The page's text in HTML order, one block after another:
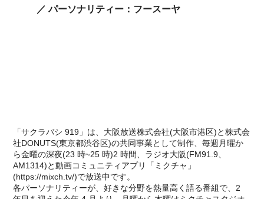
／パーソナリティー： フースーヤ
「サクラバシ 919」は、大阪放送株式会社(大阪市港区)と株式会
社DONUTS(東京都渋谷区)の共同事業として制作、毎週月曜か
ら金曜の深夜(23 時~25 時)2 時間、ラジオ大阪(FM91.9、
AM1314)と動画コミュニティアプリ「ミクチャ」
(https://mixch.tv/)で放送中です。
各パーソナリティーが、好きな分野を熱量高く語る番組で、2